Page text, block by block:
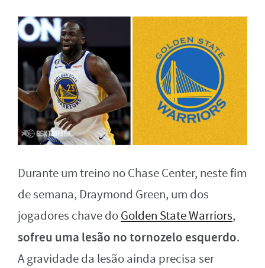
Durante um treino no Chase Center, neste fim
de semana, Draymond Green, um dos
jogadores chave doGolden State Warriors,
sofreu uma lesão no tornozelo esquerdo.
A gravidade da lesão ainda precisa ser